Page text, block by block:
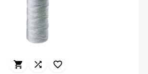
  